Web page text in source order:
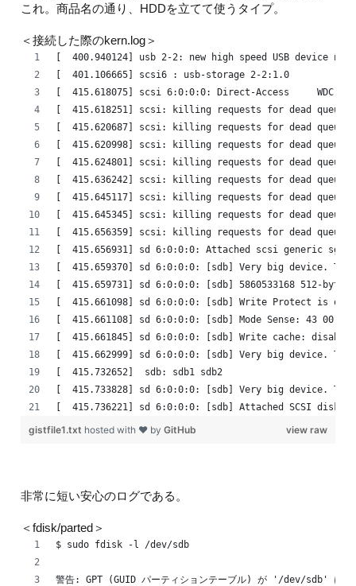
これ。商品名の通り、HDDを立てて使うタイプ。
＜接続した際のkern.log＞
[  400.940124] usb 2-2: new high speed USB device
[  401.106665] scsi6 : usb-storage 2-2:1.0
[  415.618075] scsi 6:0:0:0: Direct-Access     WDC
[  415.618251] scsi: killing requests for dead queue
[  415.620687] scsi: killing requests for dead queue
[  415.620998] scsi: killing requests for dead queue
[  415.624801] scsi: killing requests for dead queue
[  415.636242] scsi: killing requests for dead queue
[  415.645117] scsi: killing requests for dead queue
[  415.645345] scsi: killing requests for dead queue
[  415.656359] scsi: killing requests for dead queue
[  415.656931] sd 6:0:0:0: Attached scsi generic sg1
[  415.659370] sd 6:0:0:0: [sdb] Very big device. Trying
[  415.659731] sd 6:0:0:0: [sdb] 5860533168 512-
[  415.661098] sd 6:0:0:0: [sdb] Write Protect is off
[  415.661108] sd 6:0:0:0: [sdb] Mode Sense: 43 00 00
[  415.661845] sd 6:0:0:0: [sdb] Write cache:
[  415.662999] sd 6:0:0:0: [sdb] Very big device. Trying
[  415.732652]  sdb: sdb1 sdb2
[  415.733828] sd 6:0:0:0: [sdb] Very big device. Trying
[  415.736221] sd 6:0:0:0: [sdb] Attached SCSI disk
view raw
gistfile1.txt hosted with ❤ by GitHub
非常に短い安心のログである。
＜fdisk/parted＞
$ sudo fdisk -l /dev/sdb
警告: GPT (GUID パーティションテーブル) が '/dev/sdb' に検